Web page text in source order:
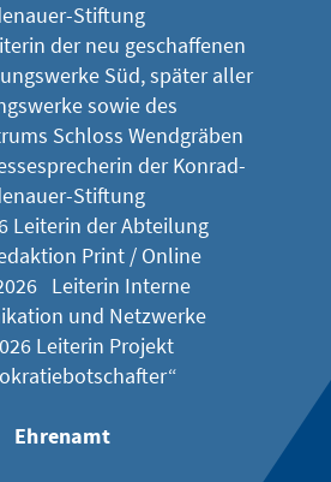
Stiftung
der neu geschaffenen
Süd, später aller
sowie des
Schloss Wendgräben
der Konrad-
Stiftung
Leiterin der Abteilung
Print / Online
Leiterin Interne
und Netzwerke
Leiterin Projekt
Ehrenamt